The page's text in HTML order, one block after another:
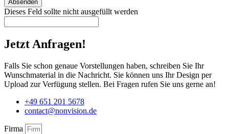
Absenden
Dieses Feld sollte nicht ausgefüllt werden
Jetzt Anfragen!
Falls Sie schon genaue Vorstellungen haben, schreiben Sie Ihr
Wunschmaterial in die Nachricht. Sie können uns Ihr Design per
Upload zur Verfügung stellen. Bei Fragen rufen Sie uns gerne an!
+49 651 201 5678
contact@nonvision.de
Firma